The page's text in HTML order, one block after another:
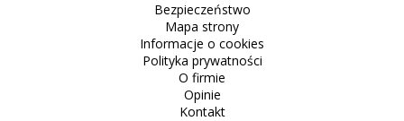
Bezpieczeństwo
Mapa strony
Informacje o cookies
Polityka prywatności
O firmie
Opinie
Kontakt